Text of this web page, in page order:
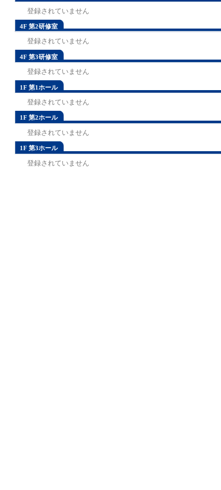
登録されていません
4F 第2研修室
登録されていません
4F 第3研修室
登録されていません
1F 第1ホール
登録されていません
1F 第2ホール
登録されていません
1F 第3ホール
登録されていません